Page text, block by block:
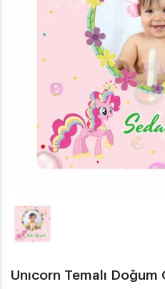
Unıcorn Temalı